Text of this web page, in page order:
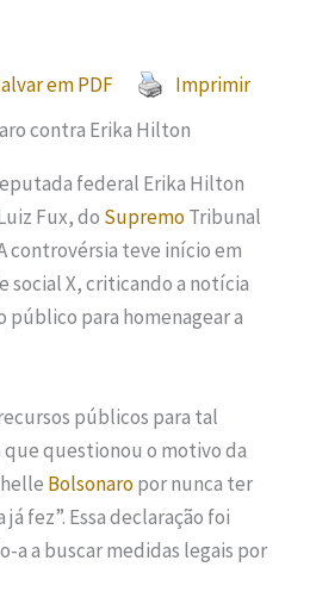
em PDF Imprimir
federal Erika Hilton
Fux, do SupremoTribunal
controvérsia teve início em
social X, criticando a notícia
para homenagear a
públicos para tal
que questionou o motivo da
Bolsonaropor nunca ter
fez”. Essa declaração foi
a a buscar medidas legais por